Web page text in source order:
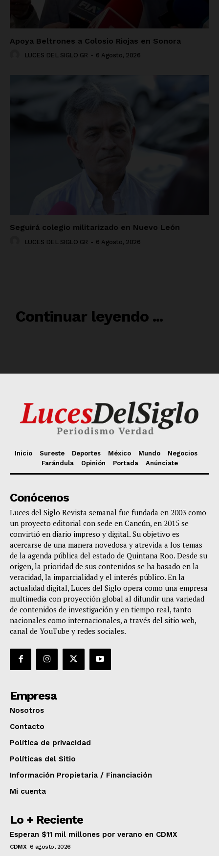
Inicio Sureste Deportes México Mundo
Negocios
Farándula
Opinión Portada Anúnciate
Conócenos
Luces del Siglo Revista semanal fue fundada en 2003 como
un proyecto editorial con sede en Cancún, en 2015 se
convirtió en diario impreso y digital. Su objetivo es
acercarse de una manera novedosa y atrevida a los temas
de la agenda pública del estado de Quintana Roo. Desde su
origen, la prioridad de sus contenidos se ha basado en la
veracidad, la imparcialidad y el interés público. En la
actualidad digital, Luces del Siglo opera como una empresa
multimedia con proyección global al difundir una variedad
de contenidos de investigación y en tiempo real, tanto
nacionales como internacionales, a través del sitio web,
canal de YouTube y redes sociales.
Empresa
Nosotros
Contacto
Política de privacidad
Políticas del Sitio
Información Propietaria / Financiación
Mi cuenta
Lo + Reciente
Esperan $11 mil millones por verano en CDMX
CDMX 6 agosto, 2026